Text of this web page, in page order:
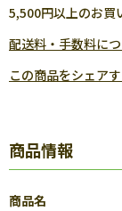
5,500円以上のお買
配送料・手数料に
この商品をシェア
商品情報
商品名